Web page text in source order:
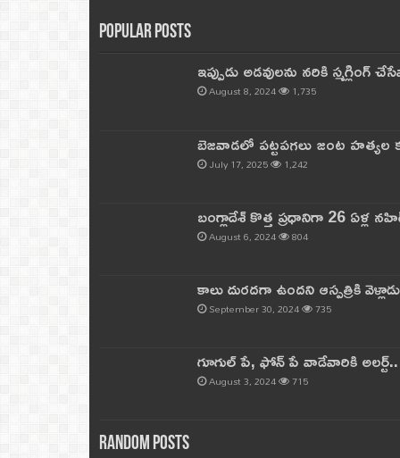
Popular Posts
ఇప్పుడు అడవులను నరికి
August 8, 2024 1,735
బెజవాడలో పట్టపగలు జంట
July 17, 2025 1,242
బంగ్లాదేశ్ కొత్త ప్రధానిగా 26 ఏళ్ల
August 6, 2024 804
కాలు దురదగా ఉందని ఆస్పత్రికి
September 30, 2024 735
గూగుల్ పే, ఫోన్ పే వాడేవారికి
August 3, 2024 715
Random Posts